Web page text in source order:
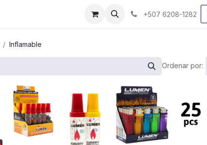
+507 6208-1282
Inflamable
Ordenar por: